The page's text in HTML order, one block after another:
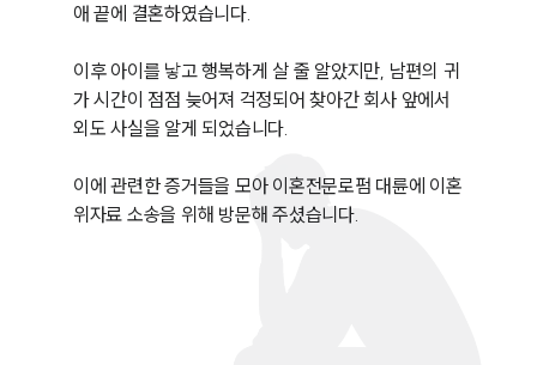
애 끝에 결혼하였습니다.
이후 아이를 낳고 행복하게 살 줄 알았지만, 남편의 귀
가 시간이 점점 늦어져 걱정되어 찾아간 회사 앞에서
외도 사실을 알게 되었습니다.
이에 관련한 증거들을 모아 이혼전문로펌 대륜에 이혼
위자료 소송을 위해 방문해 주셨습니다.